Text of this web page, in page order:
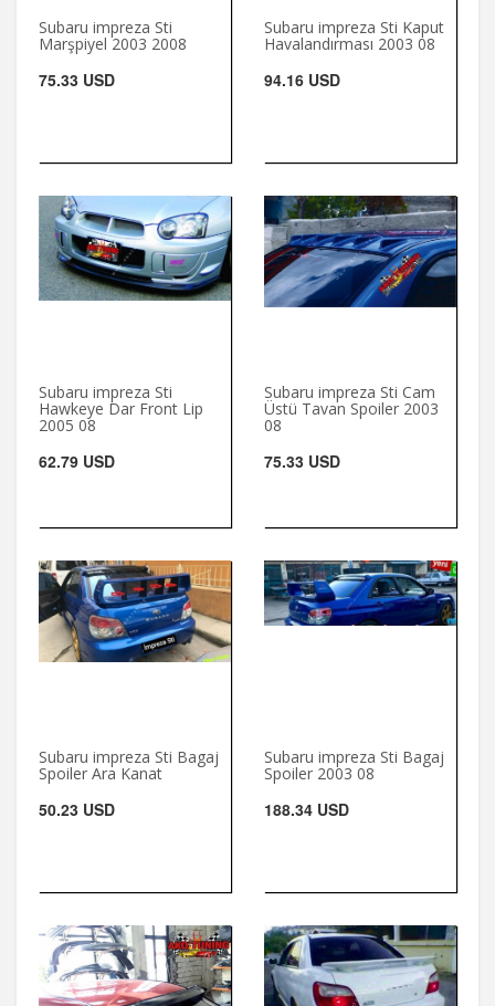
Subaru impreza Sti
Marşpiyel 2003 2008
75.33 USD
Subaru impreza Sti Kaput
Havalandırması 2003 08
94.16 USD
Subaru impreza Sti
Hawkeye Dar Front Lip
2005 08
62.79 USD
Subaru impreza Sti Cam
Üstü Tavan Spoiler 2003
08
75.33 USD
Subaru impreza Sti Bagaj
Spoiler Ara Kanat
50.23 USD
Subaru impreza Sti Bagaj
Spoiler 2003 08
188.34 USD